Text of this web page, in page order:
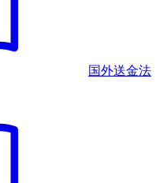
国外送金法